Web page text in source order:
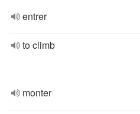
entrer
to climb
monter